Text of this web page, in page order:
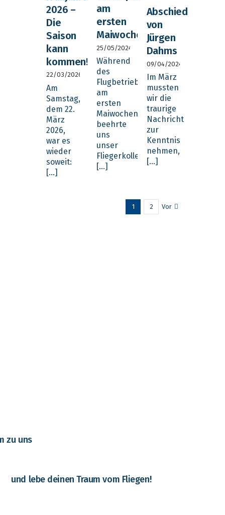
2026 –
Die
Saison
kann
kommen!
22/03/2026
Am
Samstag,
dem 22.
März
2026,
war es
wieder
soweit:
[...]
am
ersten
Maiwochenende
25/05/2024
Während
des
Flugbetriebs
am
ersten
Maiwochenende
beehrte
uns
unser
Fliegerkollege
[...]
Abschied
von
Jürgen
Dahms
09/04/2024
Im März
mussten
wir die
traurige
Nachricht
zur
Kenntnis
nehmen,
[...]
1 2 Vor
zu uns
und lebe deinen Traum vom Fliegen!